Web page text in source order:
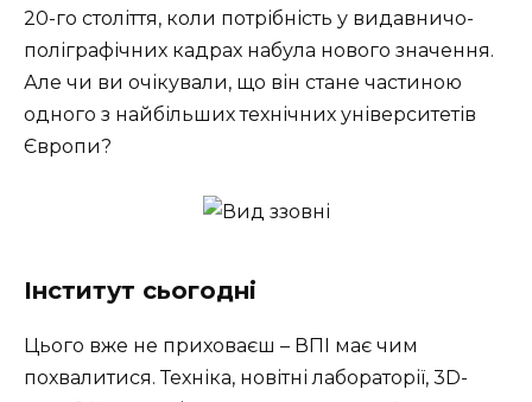
20-го століття, коли потрібність у видавничо-
поліграфічних кадрах набула нового значення.
Але чи ви очікували, що він стане частиною
одного з найбільших технічних університетів
Європи?
Інститут сьогодні
Цього вже не приховаєш – ВПІ має чим
похвалитися. Техніка, новітні лабораторії, 3D-